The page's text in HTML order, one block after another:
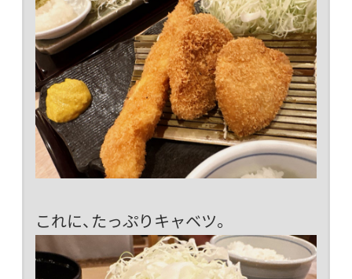
これに、たっぷりキャベツ。